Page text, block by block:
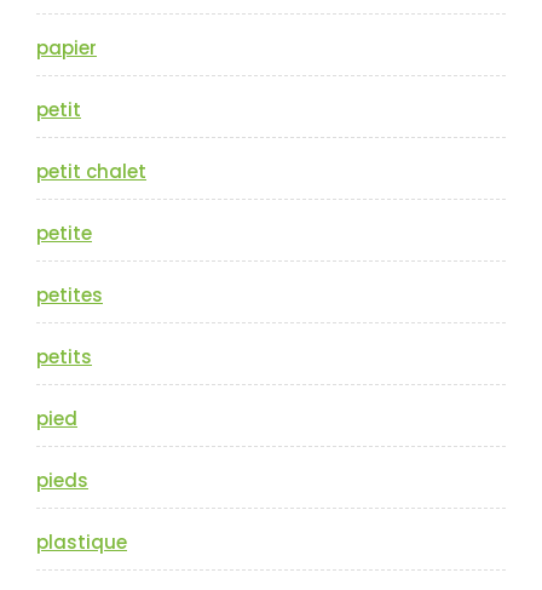
papier
petit
petit chalet
petite
petites
petits
pied
pieds
plastique